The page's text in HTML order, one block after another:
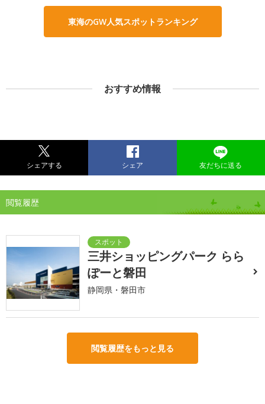
東海のGW人気スポットランキング
おすすめ情報
シェアする シェア 友だちに送る
閲覧履歴
三井ショッピングパーク らら
ぽーと磐田
静岡県・磐田市
閲覧履歴をもっと見る